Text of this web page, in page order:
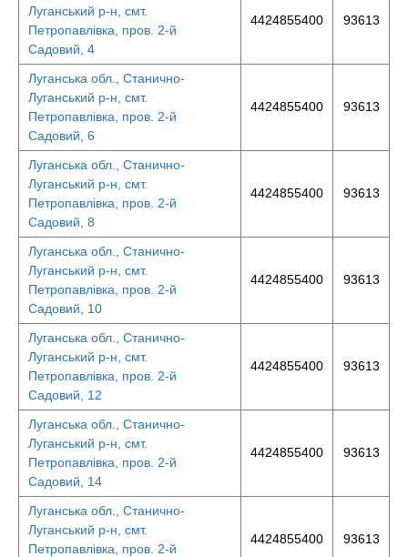
Луганський р-н, смт.
Петропавлівка, пров. 2-й
Садовий, 4
4424855400 93613
Луганська обл., Станично-
Луганський р-н, смт.
Петропавлівка, пров. 2-й
Садовий, 6
4424855400 93613
Луганська обл., Станично-
Луганський р-н, смт.
Петропавлівка, пров. 2-й
Садовий, 8
4424855400 93613
Луганська обл., Станично-
Луганський р-н, смт.
Петропавлівка, пров. 2-й
Садовий, 10
4424855400 93613
Луганська обл., Станично-
Луганський р-н, смт.
Петропавлівка, пров. 2-й
Садовий, 12
4424855400 93613
Луганська обл., Станично-
Луганський р-н, смт.
Петропавлівка, пров. 2-й
Садовий, 14
4424855400 93613
Луганська обл., Станично-
Луганський р-н, смт.
Петропавлівка, пров. 2-й
4424855400 93613